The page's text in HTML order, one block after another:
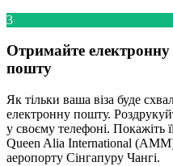
3
Отримайте електронну
пошту
Як тільки ваша віза буде
електронну пошту.
у своєму телефоні. Покажіть
Queen Alia International
аеропорту Сінгапуру Чангі.